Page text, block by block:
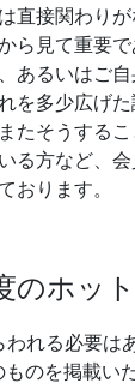
直接関わりが
ら見て重要
あるいはご
を多少広げ
たそうする
る方など、
おります。
のホッ
れる必要は
のを掲載い